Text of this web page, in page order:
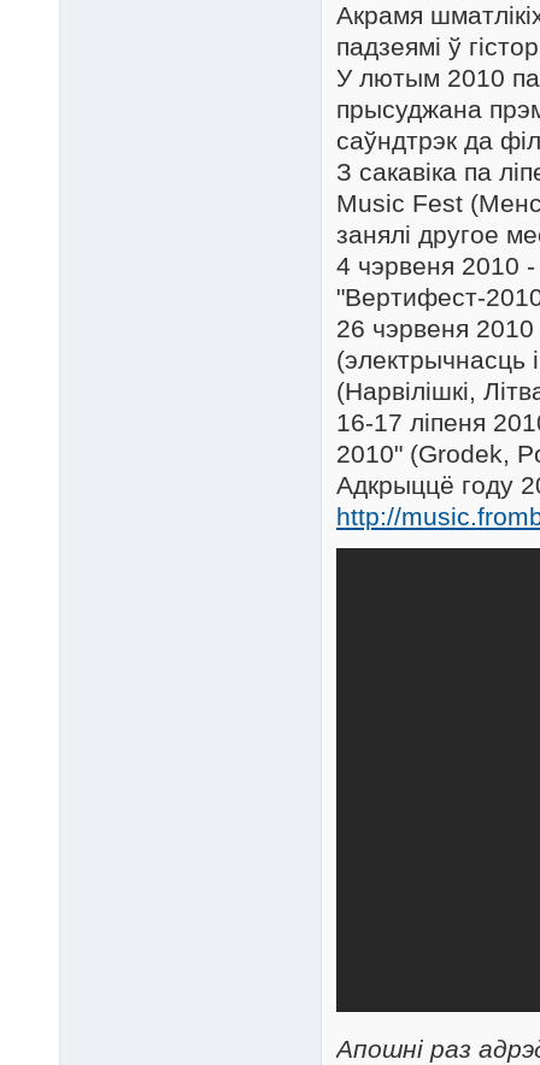
Акрамя
падзеямі ў
У лютым 2010
прысуджана
саўндтрэк да
З сакавіка па
Music Fest
занялі другое
4 чэрвеня 2010
"Вертифест-
26 чэрвеня
(электрычнасць
(Нарвілішкі,
16-17 ліпеня
2010" (Grodek,
Адкрыццё году
http://
Апошні раз